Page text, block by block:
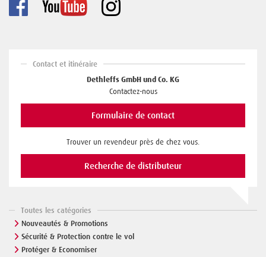
Contact et itinéraire
Dethleffs GmbH und Co. KG
Contactez-nous
Formulaire de contact
Trouver un revendeur près de chez vous.
Recherche de distributeur
Toutes les catégories
Nouveautés & Promotions
Sécurité & Protection contre le vol
Protéger & Economiser